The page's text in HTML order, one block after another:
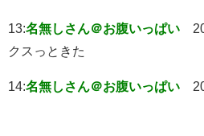
13:名無しさん＠お腹いっぱい
クスっときた
14:名無しさん＠お腹いっぱい